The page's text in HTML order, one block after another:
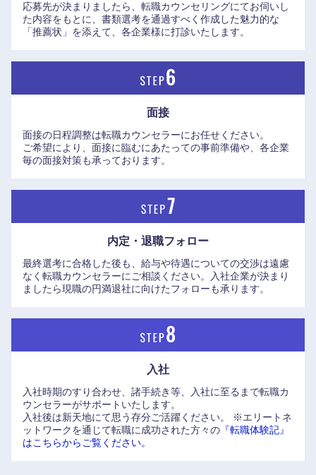
応募先が決まりましたら、転職カウンセリングにてお伺いし
た内容をもとに、書類選考を通過すべく作成した魅力的な
「推薦状」を添えて、各企業様に打診いたします。
面接
面接の日程調整は転職カウンセラーにお任せください。
ご希望により、面接に臨むにあたっての事前準備や、各企業
毎の面接対策も承っております。
内定・退職フォロー
最終選考に合格した後も、給与や待遇についての交渉は遠慮
なく転職カウンセラーにご相談ください。入社企業が決まり
ましたら現職の円満退社に向けたフォローも承ります。
入社
入社時期のすり合わせ、諸手続き等、入社に至るまで転職カ
ウンセラーがサポートいたします。
入社後は新天地にて思う存分ご活躍ください。
※エリートネ
ットワークを通じて転職に成功された方々の 『転職体験記』
はこちらからご覧ください。
中国・四国地方
山口県 徳島県
高知県